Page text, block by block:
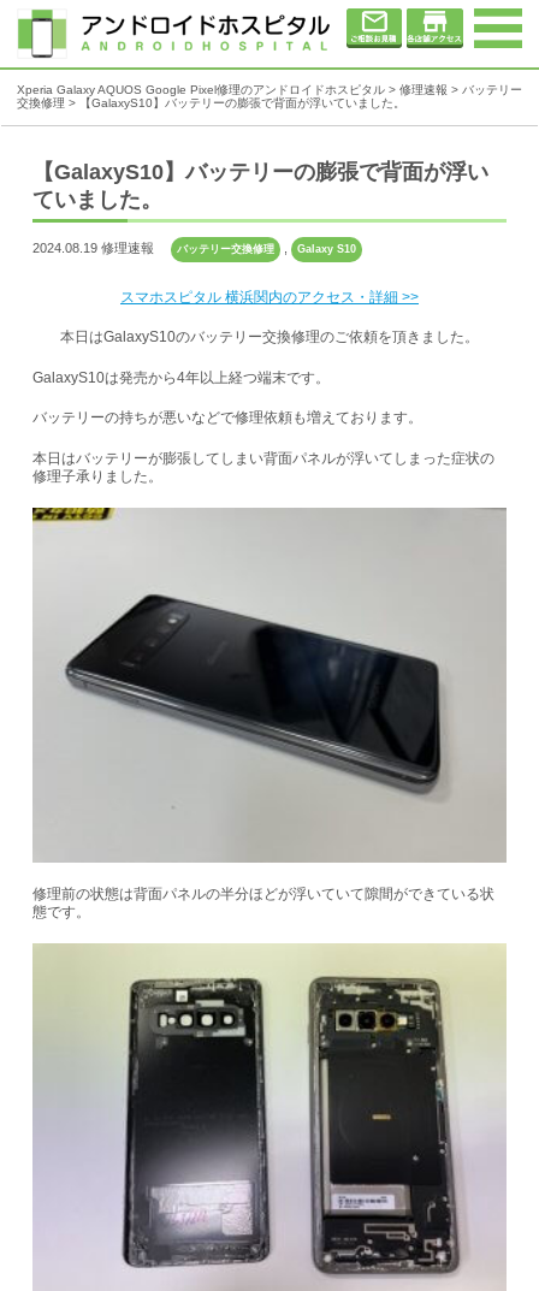
Xperia Galaxy AQUOS Google Pixel修理のアンドロイドホスピタル > 修理速報 > バッテリー
交換修理 > 【GalaxyS10】バッテリーの膨張で背面が浮いていました。
【GalaxyS10】バッテリーの膨張で背面が浮い
ていました。
2024.08.19 修理速報 バッテリー交換修理 , Galaxy S10
スマホスピタル 横浜関内のアクセス・詳細 >>
本日はGalaxyS10のバッテリー交換修理のご依頼を頂きました。
GalaxyS10は発売から4年以上経つ端末です。
バッテリーの持ちが悪いなどで修理依頼も増えております。
本日はバッテリーが膨張してしまい背面パネルが浮いてしまった症状の
修理子承りました。
修理前の状態は背面パネルの半分ほどが浮いていて隙間ができている状
態です。